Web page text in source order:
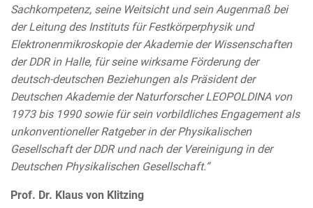
Sachkompetenz, seine Weitsicht und sein Augenmaß bei
der Leitung des Instituts für Festkörperphysik und
Elektronenmikroskopie der Akademie der Wissenschaften
der DDR in Halle, für seine wirksame Förderung der
deutsch-deutschen Beziehungen als Präsident der
Deutschen Akademie der Naturforscher LEOPOLDINA von
1973 bis 1990 sowie für sein vorbildliches Engagement als
unkonventioneller Ratgeber in der Physikalischen
Gesellschaft der DDR und nach der Vereinigung in der
Deutschen Physikalischen Gesellschaft.“
Prof. Dr. Klaus von Klitzing